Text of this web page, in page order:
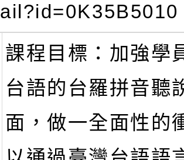
ail?id=0K35B5010
課程目標：加強學
台語的台羅拼音聽
面，做一全面性的